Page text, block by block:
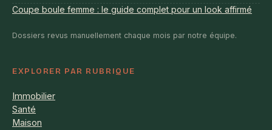
Coupe boule femme : le guide complet pour un look affirmé
Dossiers revus manuellement chaque mois par notre équipe.
EXPLORER PAR RUBRIQUE
Immobilier
Santé
Maison